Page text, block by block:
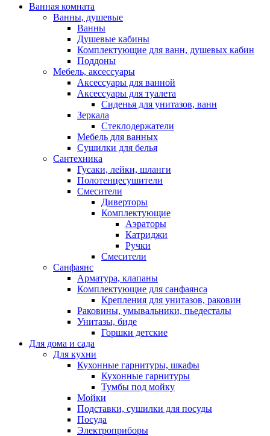
Ванная комната
Ванны, душевые
Ванны
Душевые кабины
Комплектующие для ванн, душевых кабин
Поддоны
Мебель, аксессуары
Аксессуары для ванной
Аксессуары для туалета
Сиденья для унитазов, ванн
Зеркала
Стеклодержатели
Мебель для ванных
Сушилки для белья
Сантехника
Гусаки, лейки, шланги
Полотенцесушители
Смесители
Диверторы
Комплектующие
Аэраторы
Катриджи
Ручки
Смесители
Санфаянс
Арматура, клапаны
Комплектующие для санфаянса
Крепления для унитазов, раковин
Раковины, умывальники, пьедесталы
Унитазы, биде
Горшки детские
Для дома и сада
Для кухни
Кухонные гарнитуры, шкафы
Кухонные гарнитуры
Тумбы под мойку
Мойки
Подставки, сушилки для посуды
Посуда
Электроприборы